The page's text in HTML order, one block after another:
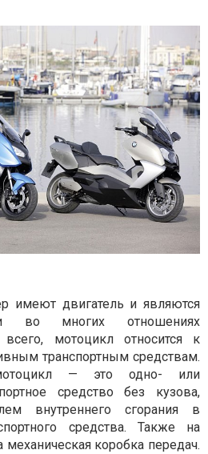
имеют двигатель и являются
во многих отношениях
мотоцикл относится к
транспортным средствам.
— это одно- или
средство без кузова,
внутреннего сгорания в
средства. Также на
механическая коробка передач.